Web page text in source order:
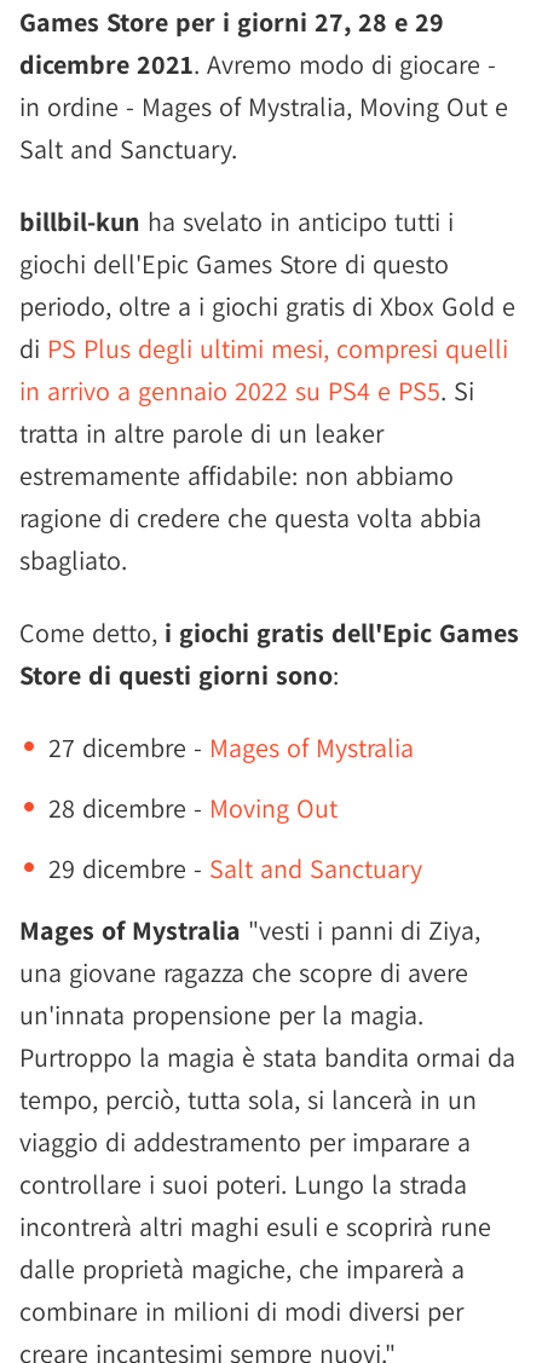
Games Store per i giorni 27, 28 e 29
dicembre 2021. Avremo modo di giocare -
in ordine - Mages of Mystralia, Moving Out e
Salt and Sanctuary.
billbil-kun ha svelato in anticipo tutti i
giochi dell'Epic Games Store di questo
periodo, oltre a i giochi gratis di Xbox Gold e
di PS Plus degli ultimi mesi, compresi quelli
in arrivo a gennaio 2022 su PS4 e PS5. Si
tratta in altre parole di un leaker
estremamente affidabile: non abbiamo
ragione di credere che questa volta abbia
sbagliato.
Come detto, i giochi gratis dell'Epic Games
Store di questi giorni sono:
27 dicembre - Mages of Mystralia
28 dicembre - Moving Out
29 dicembre - Salt and Sanctuary
Mages of Mystralia "vesti i panni di Ziya,
una giovane ragazza che scopre di avere
un'innata propensione per la magia.
Purtroppo la magia è stata bandita ormai da
tempo, perciò, tutta sola, si lancerà in un
viaggio di addestramento per imparare a
controllare i suoi poteri. Lungo la strada
incontrerà altri maghi esuli e scoprirà rune
dalle proprietà magiche, che imparerà a
combinare in milioni di modi diversi per
creare incantesimi sempre nuovi."